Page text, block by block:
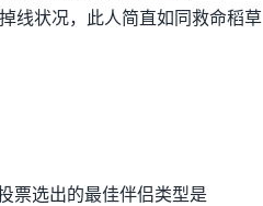
线状况，此人简直如同救命稻草
票选出的最佳伴侣类型是